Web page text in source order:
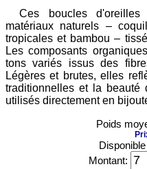
Ces boucles
matériaux naturels –
tropicales et bambou –
Les composants
tons variés issus des
Légères et brutes, elles
traditionnelles et la beauté
utilisés directement en
Poids
Montant: